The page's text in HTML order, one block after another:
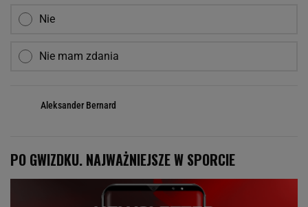
Nie
Nie mam zdania
Aleksander Bernard